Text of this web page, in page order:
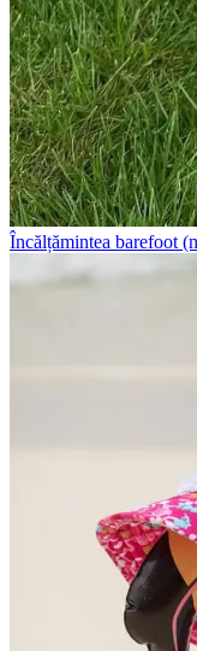
Încălțămintea barefoot